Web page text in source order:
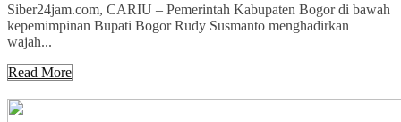
Siber24jam.com, CARIU – Pemerintah Kabupaten Bogor di bawah
kepemimpinan Bupati Bogor Rudy Susmanto menghadirkan
wajah...
Read More